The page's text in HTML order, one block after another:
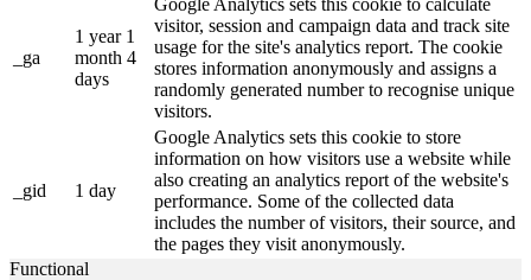
_ga
1 year 1
month 4
days
visitor, session and campaign data and track site
usage for the site's analytics report. The cookie
stores information anonymously and assigns a
randomly generated number to recognise unique
visitors.
_gid 1 day
Google Analytics sets this cookie to store
information on how visitors use a website while
also creating an analytics report of the website's
performance. Some of the collected data
includes the number of visitors, their source, and
the pages they visit anonymously.
Functional